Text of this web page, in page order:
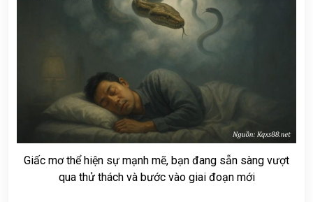
Giấc mơ thể hiện sự mạnh mẽ, bạn đang sẵn sàng vượt
qua thử thách và bước vào giai đoạn mới